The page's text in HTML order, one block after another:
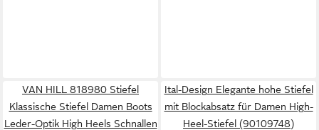
VAN HILL 818980 Stiefel
Klassische Stiefel Damen Boots
Leder-Optik High Heels Schnallen
Ital-Design Elegante hohe Stiefel
mit Blockabsatz für Damen High-
Heel-Stiefel (90109748)